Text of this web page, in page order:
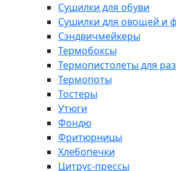
Сушилки для обуви
Сушилки для овощей и
Сэндвичмейкеры
Термобоксы
Термопистолеты для
Термопоты
Тостеры
Утюги
Фондю
Фритюрницы
Хлебопечки
Цитрус-прессы